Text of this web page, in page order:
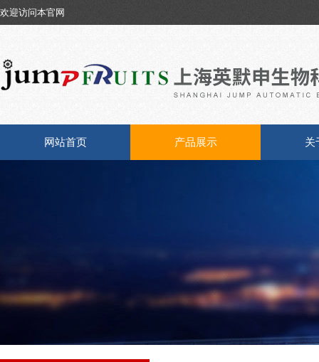
欢迎访问本官网
网站首页 产品展示 关